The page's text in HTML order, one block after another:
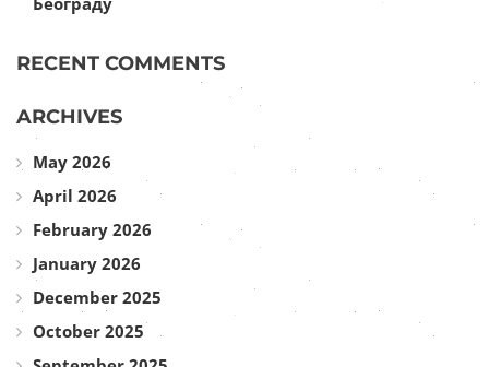
RECENT COMMENTS
ARCHIVES
May 2026
April 2026
February 2026
January 2026
December 2025
October 2025